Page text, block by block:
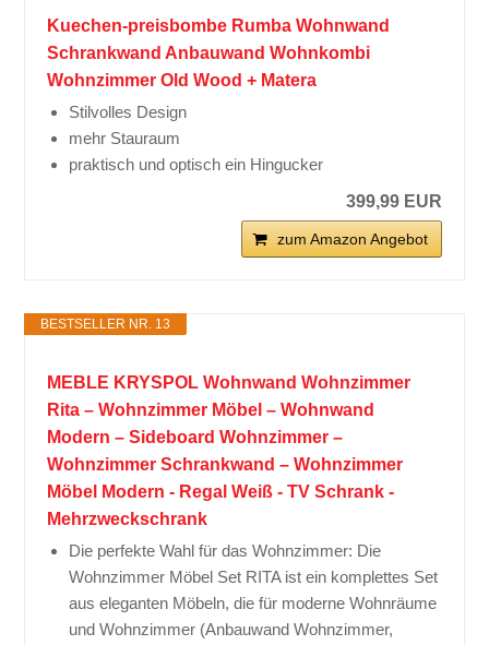
Kuechen-preisbombe Rumba Wohnwand
Schrankwand Anbauwand Wohnkombi
Wohnzimmer Old Wood + Matera
Stilvolles Design
mehr Stauraum
praktisch und optisch ein Hingucker
399,99 EUR
zum Amazon Angebot
BESTSELLER NR. 13
MEBLE KRYSPOL Wohnwand Wohnzimmer
Rita – Wohnzimmer Möbel – Wohnwand
Modern – Sideboard Wohnzimmer –
Wohnzimmer Schrankwand – Wohnzimmer
Möbel Modern - Regal Weiß - TV Schrank -
Mehrzweckschrank
Die perfekte Wahl für das Wohnzimmer: Die
Wohnzimmer Möbel Set RITA ist ein komplettes Set
aus eleganten Möbeln, die für moderne Wohnräume
und Wohnzimmer (Anbauwand Wohnzimmer,